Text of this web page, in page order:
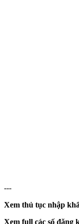
---
Xem thủ tục nhập
Xem full các số đăng